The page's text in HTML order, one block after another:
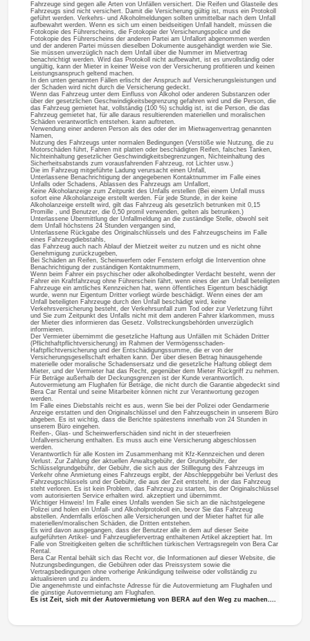
Fahrzeuge sind gegen alle Arten von Unfällen versichert. Die Reifen und Glasteile des
Fahrzeugs sind nicht versichert. Damit die Versicherung gültig ist, muss ein Protokoll
geführt werden. Verkehrs- und Alkoholmeldungen sollten unmittelbar nach dem Unfall
aufbewahrt werden. Wenn es sich um einen beidseitigen Unfall handelt, müssen die
Fotokopie des Führerscheins, die Fotokopie der Versicherungspolice und die
Fotokopie des Führerscheins der anderen Partei am Unfallort abgenommen werden
und der anderen Partei müssen dieselben Dokumente ausgehändigt werden wie Sie.
Sie müssen unverzüglich nach dem Unfall über die Nummer im Mietvertrag
benachrichtigt werden. Wird das Protokoll nicht aufbewahrt, ist es unvollständig oder
ungültig, kann der Mieter in keiner Weise von der Versicherung profitieren und keinen
Leistungsanspruch geltend machen.
In den unten genannten Fällen erlischt der Anspruch auf Versicherungsleistungen und
der Schaden wird nicht durch die Versicherung gedeckt.
Wenn das Fahrzeug unter dem Einfluss von Alkohol oder anderen Substanzen oder
über der gesetzlichen Geschwindigkeitsbegrenzung gefahren wird und die Person, die
das Fahrzeug gemietet hat, vollständig (100 %) schuldig ist, ist die Person, die das
Fahrzeug gemietet hat, für alle daraus resultierenden materiellen und moralischen
Schäden verantwortlich entstehen. kann auftreten.
Verwendung einer anderen Person als des oder der im Mietwagenvertrag genannten
Namen,
Nutzung des Fahrzeugs unter normalen Bedingungen (Verstöße wie Nutzung, die zu
Motorschäden führt, Fahren mit platten oder beschädigten Reifen, falsches Tanken,
Nichteinhaltung gesetzlicher Geschwindigkeitsbegrenzungen, Nichteinhaltung des
Sicherheitsabstands zum vorausfahrenden Fahrzeug, rot Lichter usw.)
Die im Fahrzeug mitgeführte Ladung verursacht einen Unfall,
Unterlassene Benachrichtigung der angegebenen Kontaktnummer im Falle eines
Unfalls oder Schadens, Ablassen des Fahrzeugs am Unfallort,
Keine Alkoholanzeige zum Zeitpunkt des Unfalls erstellen (Bei einem Unfall muss
sofort eine Alkoholanzeige erstellt werden. Für jede Stunde, in der keine
Alkoholanzeige erstellt wird, gilt das Fahrzeug als gesetzlich betrunken mit 0,15
Promille , und Benutzer, die 0,50 promil verwenden, gelten als betrunken.)
Unterlassene Übermittlung der Unfallmeldung an die zuständige Stelle, obwohl seit
dem Unfall höchstens 24 Stunden vergangen sind,
Unterlassene Rückgabe des Originalschlüssels und des Fahrzeugscheins im Falle
eines Fahrzeugdiebstahls,
das Fahrzeug auch nach Ablauf der Mietzeit weiter zu nutzen und es nicht ohne
Genehmigung zurückzugeben,
Bei Schäden an Reifen, Scheinwerfern oder Fenstern erfolgt die Intervention ohne
Benachrichtigung der zuständigen Kontaktnummern,
Wenn beim Fahrer ein psychischer oder alkoholbedingter Verdacht besteht, wenn der
Fahrer ein Kraftfahrzeug ohne Führerschein fährt, wenn eines der am Unfall beteiligten
Fahrzeuge ein amtliches Kennzeichen hat, wenn öffentliches Eigentum beschädigt
wurde, wenn nur Eigentum Dritter vorliegt würde beschädigt. Wenn eines der am
Unfall beteiligten Fahrzeuge durch den Unfall beschädigt wird, keine
Verkehrsversicherung besteht, der Verkehrsunfall zum Tod oder zur Verletzung führt
und Sie zum Zeitpunkt des Unfalls nicht mit dem anderen Fahrer klarkommen, muss
der Mieter dies informieren das Gesetz. Vollstreckungsbehörden unverzüglich
informieren.
Der Vermieter übernimmt die gesetzliche Haftung aus Unfällen mit Schäden Dritter
(Pflichthaftpflichtversicherung) im Rahmen der Vermögensschaden-
Haftpflichtversicherung und der Entschädigungssumme, die er von der
Versicherungsgesellschaft erhalten kann. Der über diesen Betrag hinausgehende
materielle oder moralische Schadensersatz und die gesetzliche Haftung obliegt dem
Mieter, und der Vermieter hat das Recht, gegenüber dem Mieter Rückgriff zu nehmen.
Für Beträge außerhalb der Deckungsgrenzen ist der Kunde verantwortlich.
Autovermietung am Flughafen für Beträge, die nicht durch die Garantie abgedeckt sind
Bera Car Rental und seine Mitarbeiter können nicht zur Verantwortung gezogen
werden.
Im Falle eines Diebstahls reicht es aus, wenn Sie bei der Polizei oder Gendarmerie
Anzeige erstatten und den Originalschlüssel und den Fahrzeugschein in unserem Büro
abgeben. Es ist wichtig, dass die Berichte spätestens innerhalb von 24 Stunden in
unserem Büro eingehen.
Reifen-, Glas- und Scheinwerferschäden sind nicht in der steuerfreien
Unfallversicherung enthalten. Es muss auch eine Versicherung abgeschlossen
werden.
Verantwortlich für alle Kosten im Zusammenhang mit Kfz-Kennzeichen und deren
Verlust. Zur Zahlung der aktuellen Anwaltsgebühr, der Grundgebühr, der
Schlüsselgrundgebühr, der Gebühr, die sich aus der Stilllegung des Fahrzeugs im
Verkehr ohne Anmietung eines Fahrzeugs ergibt, der Abschleppgebühr bei Verlust des
Fahrzeugschlüssels und der Gebühr, die aus der Zeit entsteht, in der das Fahrzeug
steht verloren. Es ist kein Problem, das Fahrzeug zu starten, bis der Originalschlüssel
vom autorisierten Service erhalten wird. akzeptiert und übernimmt.
Wichtiger Hinweis! Im Falle eines Unfalls wenden Sie sich an die nächstgelegene
Polizei und holen ein Unfall- und Alkoholprotokoll ein, bevor Sie das Fahrzeug
abstellen. Andernfalls erlöschen alle Versicherungen und der Mieter haftet für alle
materiellen/moralischen Schäden, die Dritten entstehen.
Es wird davon ausgegangen, dass der Benutzer alle in dem auf dieser Seite
aufgeführten Artikel- und Fahrzeugliefervertrag enthaltenen Artikel akzeptiert hat. Im
Falle von Streitigkeiten gelten die schriftlichen türkischen Vertragsregeln von Bera Car
Rental.
Bera Car Rental behält sich das Recht vor, die Informationen auf dieser Website, die
Nutzungsbedingungen, die Gebühren oder das Preissystem sowie die
Vertragsbedingungen ohne vorherige Ankündigung teilweise oder vollständig zu
aktualisieren und zu ändern.
Die angenehmste und einfachste Adresse für die Autovermietung am Flughafen und
die günstige Autovermietung am Flughafen.
Es ist Zeit, sich mit der Autovermietung von BERA auf den Weg zu machen....